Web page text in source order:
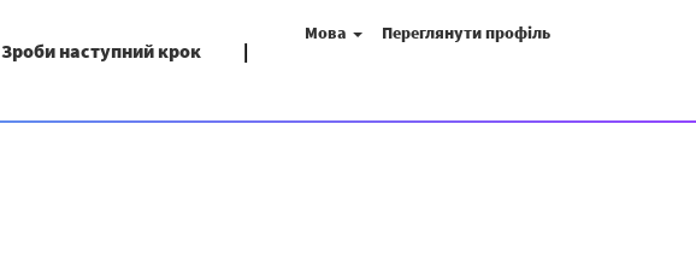
Зроби наступний крок
Мова Переглянути профіль